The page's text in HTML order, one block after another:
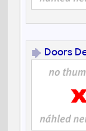
Doors